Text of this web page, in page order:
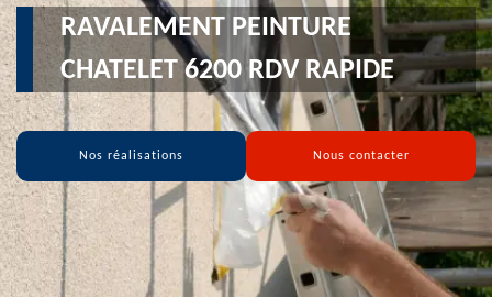
RAVALEMENT PEINTURE
CHATELET 6200 RDV RAPIDE
Nos réalisations Nous contacter